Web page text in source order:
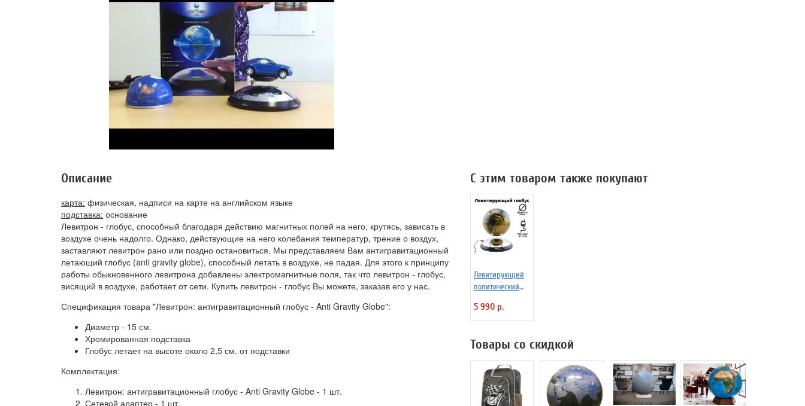
Описание
карта: физическая, надписи на карте на английском языке
подставка: основание
Левитрон - глобус, способный благодаря действию магнитных полей на него, крутясь, зависать в
воздухе очень надолго. Однако, действующие на него колебания температур, трение о воздух,
заставляют левитрон рано или поздно остановиться. Мы представляем Вам антигравитационный
летающий глобус (anti gravity globe), способный летать в воздухе, не падая. Для этого к принципу
работы обыкновенного левитрона добавлены электромагнитные поля, так что левитрон - глобус,
висящий в воздухе, работает от сети. Купить левитрон - глобус Вы можете, заказав его у нас.
Спецификация товара "Левитрон: антигравитационный глобус - Anti Gravity Globe":
Диаметр - 15 см.
Хромированная подставка
Глобус летает на высоте около 2,5 см. от подставки
Комплектация:
Левитрон: антигравитационный глобус - Anti Gravity Globe - 1 шт.
Сетевой адаптер - 1 шт.
С этим товаром также покупают
Левитирующий
политический
5 990 р.
Товары со скидкой